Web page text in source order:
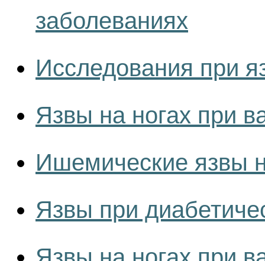
заболеваниях
Исследования при
Язвы на ногах при
Ишемические язвы
Язвы при